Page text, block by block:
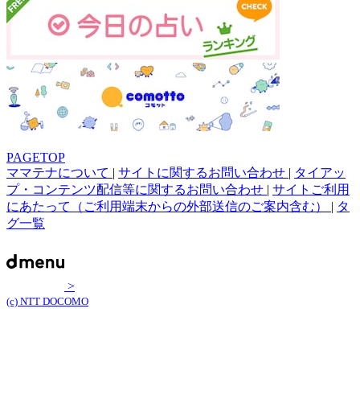
PAGETOP
ママテナについて | サイトに関するお問い合わせ | タイアッ
プ・コンテンツ配信等に関するお問い合わせ | サイトご利用
にあたって（ご利用端末からの外部送信のご案内含む） | タ
グ一覧
>
(c) NTT DOCOMO